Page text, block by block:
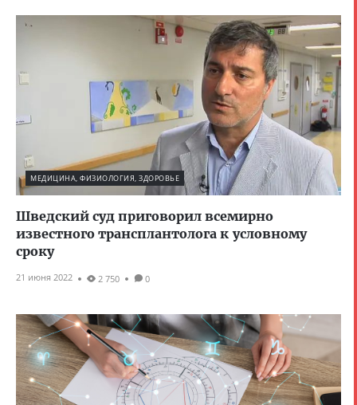
МЕДИЦИНА, ФИЗИОЛОГИЯ, ЗДОРОВЬЕ
Шведский суд приговорил всемирно
известного трансплантолога к условному
сроку
21 июня 2022 2 750 0